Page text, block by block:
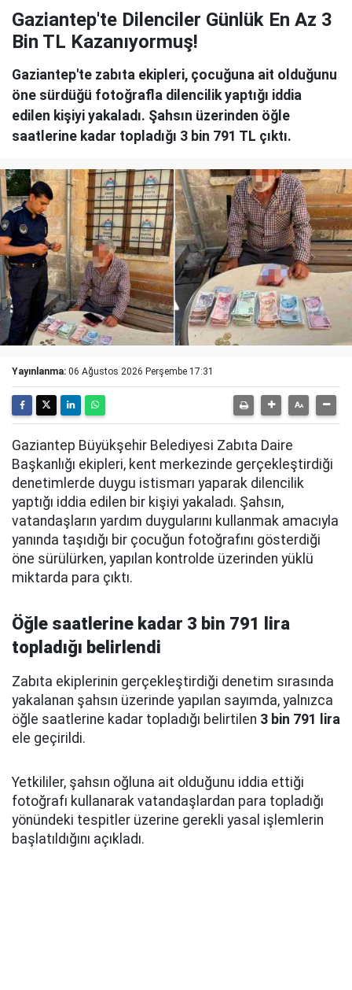
Gaziantep'te Dilenciler Günlük En Az 3
Bin TL Kazanıyormuş!
Gaziantep'te zabıta ekipleri, çocuğuna ait olduğunu
öne sürdüğü fotoğrafla dilencilik yaptığı iddia
edilen kişiyi yakaladı. Şahsın üzerinden öğle
saatlerine kadar topladığı 3 bin 791 TL çıktı.
Yayınlanma: 06 Ağustos 2026 Perşembe 17:31
Gaziantep Büyükşehir Belediyesi Zabıta Daire
Başkanlığı ekipleri, kent merkezinde gerçekleştirdiği
denetimlerde duygu istismarı yaparak dilencilik
yaptığı iddia edilen bir kişiyi yakaladı. Şahsın,
vatandaşların yardım duygularını kullanmak amacıyla
yanında taşıdığı bir çocuğun fotoğrafını gösterdiği
öne sürülürken, yapılan kontrolde üzerinden yüklü
miktarda para çıktı.
Öğle saatlerine kadar 3 bin 791 lira
topladığı belirlendi
Zabıta ekiplerinin gerçekleştirdiği denetim sırasında
yakalanan şahsın üzerinde yapılan sayımda, yalnızca
öğle saatlerine kadar topladığı belirtilen 3 bin 791 lira
ele geçirildi.
Yetkililer, şahsın oğluna ait olduğunu iddia ettiği
fotoğrafı kullanarak vatandaşlardan para topladığı
yönündeki tespitler üzerine gerekli yasal işlemlerin
başlatıldığını açıkladı.